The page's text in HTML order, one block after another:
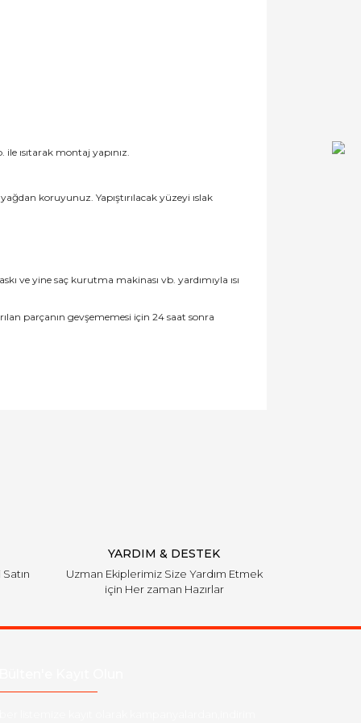
ile ısıtarak montaj yapınız.
koruyunuz. Yapıştırılacak yüzeyi ıslak
ve yine saç kurutma makinası vb. yardımıyla ısı
parçanın gevşememesi için 24 saat sonra
YARDIM & DESTEK
Uzman Ekiplerimiz Size Yardım Etmek
için Her zaman Hazırlar